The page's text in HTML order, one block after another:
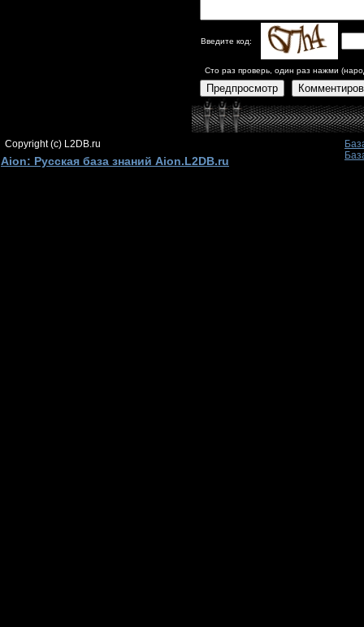
Введите код:
Сто раз проверь, один раз нажми
Предпросмотр
Copyright (c) L2DB.ru
Aion: Русская база знаний Aion.L2DB.ru